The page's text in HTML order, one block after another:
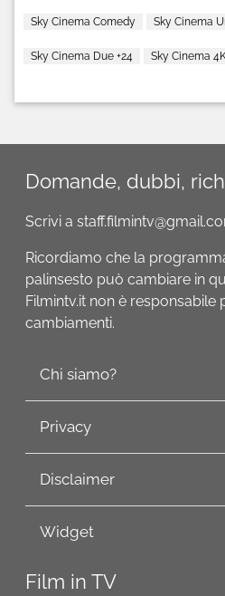
Sky Cinema Comedy Sky Cinema
Sky Cinema Due +24 Sky Cinema
Domande, dubbi,
Scrivi a
Ricordiamo che la
palinsesto può cambiare in
Filmintv.it non è responsabile
cambiamenti.
Chi siamo?
Privacy
Disclaimer
Widget
Film in TV